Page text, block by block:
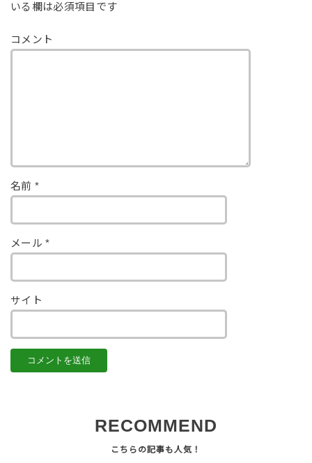
いる欄は必須項目です
コメント
名前 *
メール*
サイト
RECOMMEND